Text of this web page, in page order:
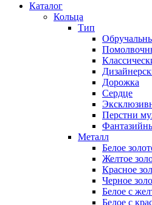
Каталог
Кольца
Тип
Дорожка
Сердце
Перстни
Металл
Белое
Желтое
Красное
Черное
Белое с
Белое с